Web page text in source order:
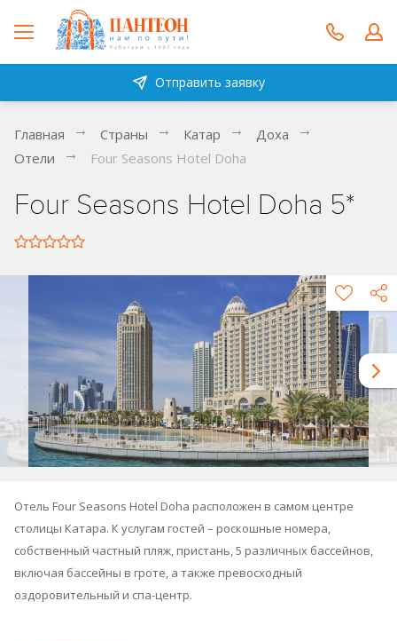
Отправить заявку
Главная Страны Катар
Доха
Отели
Four Seasons Hotel Doha
Four Seasons Hotel Doha 5*
Отель Four Seasons Hotel Doha расположен в самом центре
столицы Катара. К услугам гостей – роскошные номера,
собственный частный пляж, пристань, 5 различных бассейнов,
включая бассейны в гроте, а также превосходный
оздоровительный и спа-центр.